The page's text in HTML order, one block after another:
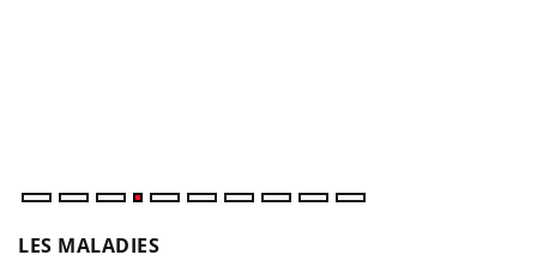
LES MALADIES